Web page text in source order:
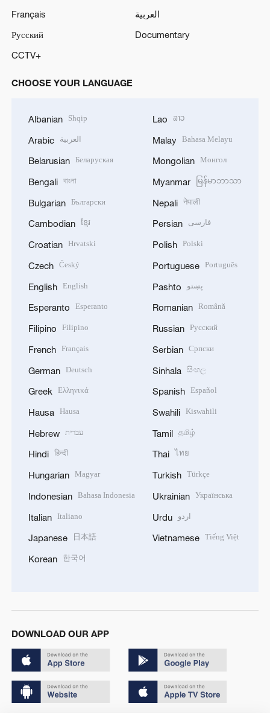
Français
العربية
Русский
Documentary
CCTV+
CHOOSE YOUR LANGUAGE
Albanian Shqip
Arabic العربية
Belarusian Беларуская
Bengali বাংলা
Bulgarian Български
Cambodian ខ្មែរ
Croatian Hrvatski
Czech Český
English English
Esperanto Esperanto
Filipino Filipino
French Français
German Deutsch
Greek Ελληνικά
Hausa Hausa
Hebrew עברית
Hindi हिन्दी
Hungarian Magyar
Indonesian Bahasa Indonesia
Italian Italiano
Japanese 日本語
Korean 한국어
Lao ລາວ
Malay Bahasa Melayu
Mongolian Монгол
Myanmar မြန်မာဘာသာ
Nepali नेपाली
Persian فارسی
Polish Polski
Portuguese Português
Pashto پښتو
Romanian Română
Russian Русский
Serbian Српски
Sinhala සිංහල
Spanish Español
Swahili Kiswahili
Tamil தமிழ்
Thai ไทย
Turkish Türkçe
Ukrainian Українська
Urdu اردو
Vietnamese Tiếng Việt
DOWNLOAD OUR APP